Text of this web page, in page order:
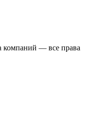
компаний — все права